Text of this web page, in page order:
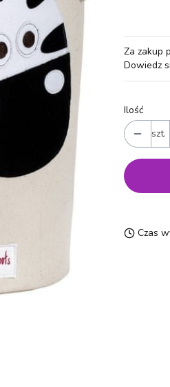
Za zakup
Dowiedz
Ilość
szt.
Czas